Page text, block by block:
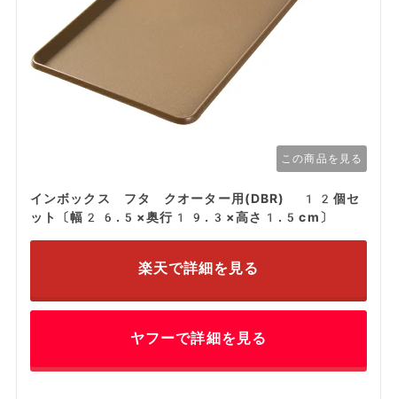
この商品を見る
インボックス フタ クオーター用(DBR) 12個セ
ット〔幅26.5×奥行19.3×高さ1.5cm〕
楽天で詳細を見る
ヤフーで詳細を見る